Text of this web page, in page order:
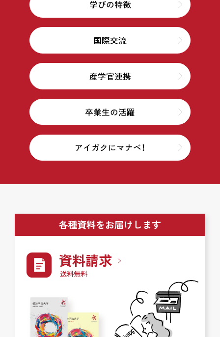
学びの特徴
国際交流
産学官連携
卒業生の活躍
アイガクにマナベ！
各種資料をお届けします
資料請求
送料無料